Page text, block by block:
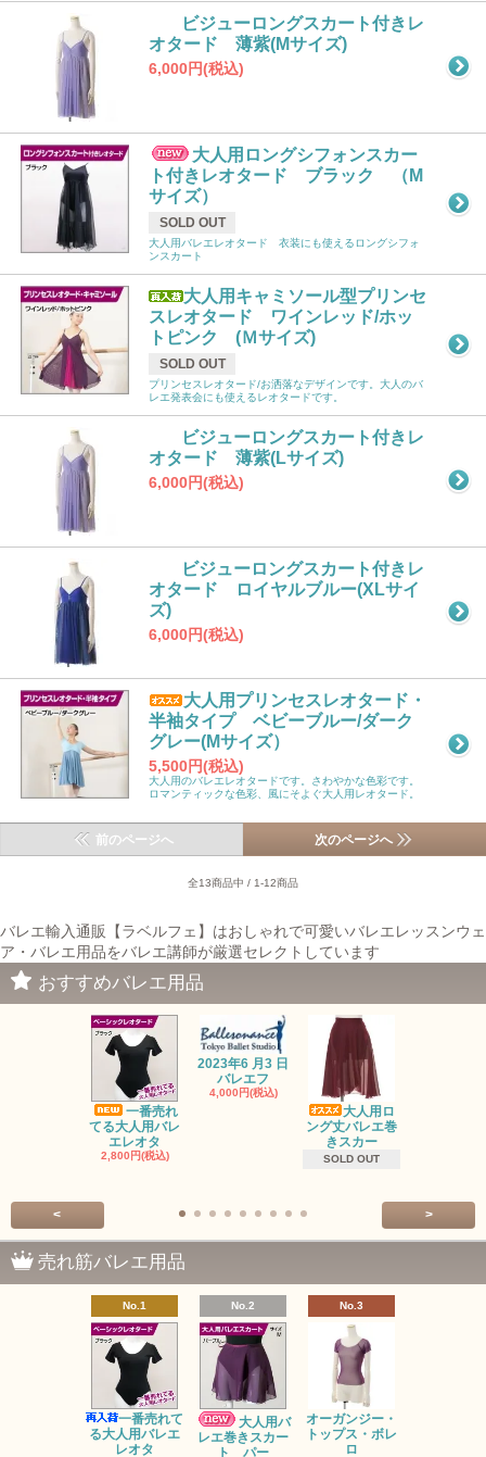
ビジューロングスカート付きレ
オタード 薄紫(Mサイズ)
6,000円(税込)
大人用ロングシフォンスカー
ト付きレオタード ブラック （M
サイズ）
SOLD OUT
大人用バレエレオタード 衣装にも使えるロングシフォ
ンスカート
大人用キャミソール型プリンセ
スレオタード ワインレッド/ホッ
トピンク (Ｍサイズ)
SOLD OUT
プリンセスレオタード/お洒落なデザインです。大人のバ
レエ発表会にも使えるレオタードです。
ビジューロングスカート付きレ
オタード 薄紫(Lサイズ)
6,000円(税込)
ビジューロングスカート付きレ
オタード ロイヤルブルー(XLサイ
ズ)
6,000円(税込)
大人用プリンセスレオタード・
半袖タイプ ベビーブルー/ダーク
グレー(Mサイズ）
5,500円(税込)
大人用のバレエレオタードです。さわやかな色彩です。
ロマンティックな色彩、風にそよぐ大人用レオタード。
前のページへ 次のページへ
全13商品中 / 1-12商品
バレエ輸入通販【ラベルフェ】はおしゃれで可愛いバレエレッスンウェ
ア・バレエ用品をバレエ講師が厳選セレクトしています
おすすめバレエ用品
一番売れ
てる大人用バレ
エレオタ
2,800円(税込)
2023年6 月3 日
バレエフ
4,000円(税込)
大人用ロ
ング丈バレエ巻
きスカー
SOLD OUT
< >
売れ筋バレエ用品
No.1
一番売れて
る大人用バレエ
レオタ
No.2
大人用バ
レエ巻きスカー
ト パー
No.3
オーガンジー・
トップス・ボレ
ロ